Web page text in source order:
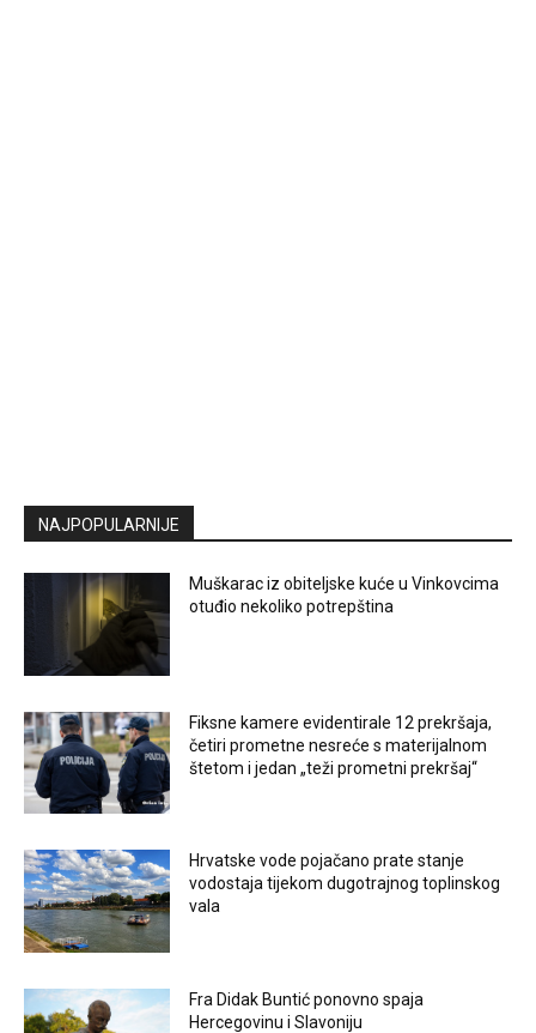
NAJPOPULARNIJE
Muškarac iz obiteljske kuće u Vinkovcima
otuđio nekoliko potrepština
Fiksne kamere evidentirale 12 prekršaja,
četiri prometne nesreće s materijalnom
štetom i jedan „teži prometni prekršaj“
Hrvatske vode pojačano prate stanje
vodostaja tijekom dugotrajnog toplinskog
vala
Fra Didak Buntić ponovno spaja
Hercegovinu i Slavoniju